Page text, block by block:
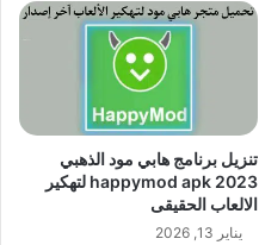
تنزيل برنامج هابي مود الذهبي
happymod apk 2023 لتهكير
الالعاب الحقيقى
يناير 13, 2026